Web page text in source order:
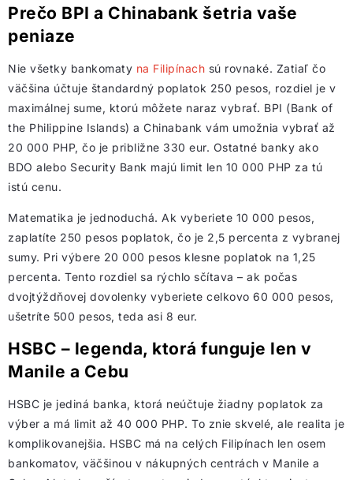
Prečo BPI a Chinabank šetria vaše
peniaze
Nie všetky bankomaty na Filipínach sú rovnaké. Zatiaľ čo
väčšina účtuje štandardný poplatok 250 pesos, rozdiel je v
maximálnej sume, ktorú môžete naraz vybrať. BPI (Bank of
the Philippine Islands) a Chinabank vám umožnia vybrať až
20 000 PHP, čo je približne 330 eur. Ostatné banky ako
BDO alebo Security Bank majú limit len 10 000 PHP za tú
istú cenu.
Matematika je jednoduchá. Ak vyberiete 10 000 pesos,
zaplatíte 250 pesos poplatok, čo je 2,5 percenta z vybranej
sumy. Pri výbere 20 000 pesos klesne poplatok na 1,25
percenta. Tento rozdiel sa rýchlo sčítava – ak počas
dvojtýždňovej dovolenky vyberiete celkovo 60 000 pesos,
ušetríte 500 pesos, teda asi 8 eur.
HSBC – legenda, ktorá funguje len v
Manile a Cebu
HSBC je jediná banka, ktorá neúčtuje žiadny poplatok za
výber a má limit až 40 000 PHP. To znie skvelé, ale realita je
komplikovanejšia. HSBC má na celých Filipínach len osem
bankomatov, väčšinou v nákupných centrách v Manile a